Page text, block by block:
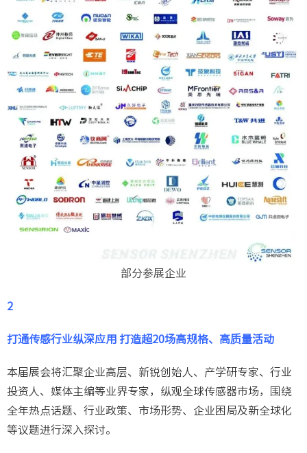
部分参展企业
2
打通传感行业纵深应用 打造超20场高规格、高质量活动
本届展会将汇聚企业高层、新锐创始人、产学研专家、行业
投资人、媒体主编等业界专家，纵观全球传感器市场，围绕
全年热点话题、行业政策、市场形势、企业困局及新全球化
等议题进行深入探讨。